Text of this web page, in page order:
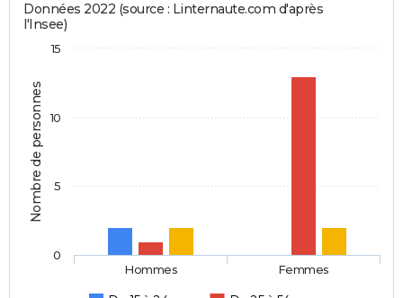
Nombre de personnes
Données 2022 (source : Linternaute.com d'après
l'Insee)
Hommes Femmes
0
5
10
15